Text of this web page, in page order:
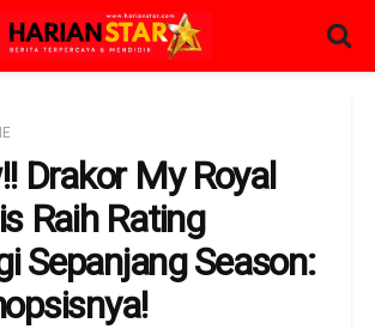
Drakor My Royal
Raih Rating
Sepanjang Season: